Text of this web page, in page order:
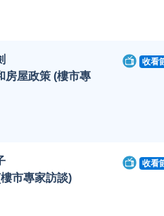
房屋政策 (樓市專
收看
市專家訪談)
收看